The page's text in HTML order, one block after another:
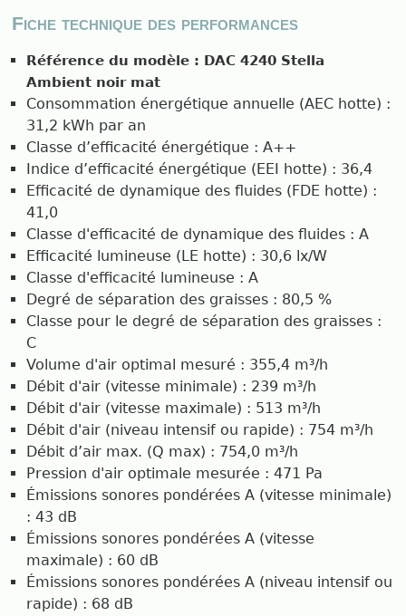
Fiche technique des performances
Référence du modèle : DAC 4240 Stella
Ambient noir mat
Consommation énergétique annuelle (AEC hotte) :
31,2 kWh par an
Classe d’efficacité énergétique : A++
Indice d’efficacité énergétique (EEI hotte) : 36,4
Efficacité de dynamique des fluides (FDE hotte) :
41,0
Classe d'efficacité de dynamique des fluides : A
Efficacité lumineuse (LE hotte) : 30,6 lx/W
Classe d'efficacité lumineuse : A
Degré de séparation des graisses : 80,5 %
Classe pour le degré de séparation des graisses :
C
Volume d'air optimal mesuré : 355,4 m³/h
Débit d'air (vitesse minimale) : 239 m³/h
Débit d'air (vitesse maximale) : 513 m³/h
Débit d'air (niveau intensif ou rapide) : 754 m³/h
Débit d’air max. (Q max) : 754,0 m³/h
Pression d'air optimale mesurée : 471 Pa
Émissions sonores pondérées A (vitesse minimale)
: 43 dB
Émissions sonores pondérées A (vitesse
maximale) : 60 dB
Émissions sonores pondérées A (niveau intensif ou
rapide) : 68 dB